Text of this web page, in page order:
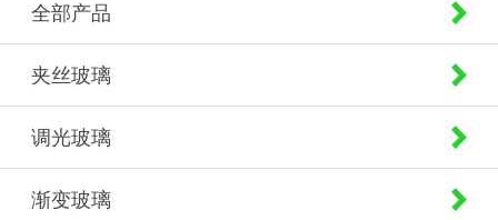
全部产品
夹丝玻璃
调光玻璃
渐变玻璃